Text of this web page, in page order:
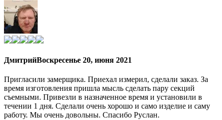
ДмитрийВоскресенье 20, июня 2021
Пригласили замерщика. Приехал измерил, сделали заказ. За
время изготовления пришла мысль сделать пару секций
съемными. Привезли в назначенное время и установили в
течении 1 дня. Сделали очень хорошо и само изделие и саму
работу. Мы очень довольны. Спасибо Руслан.